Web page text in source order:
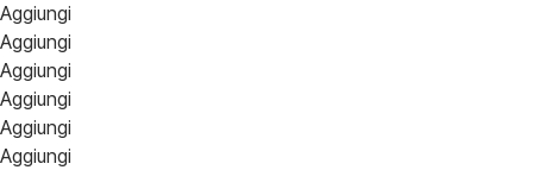
Aggiungi
Aggiungi
Aggiungi
Aggiungi
Aggiungi
Aggiungi